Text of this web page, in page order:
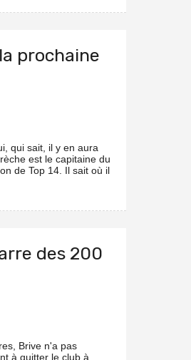
prochaine
qui sait, il y en aura
est le capitaine du
de Top 14. Il sait où il
des 200
Brive n'a pas
à quitter le club à